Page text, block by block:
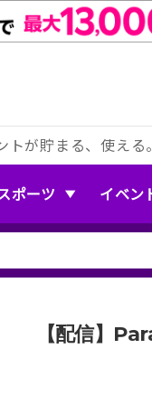
が貯まる、使える。
ポーツ イベン
【配信】